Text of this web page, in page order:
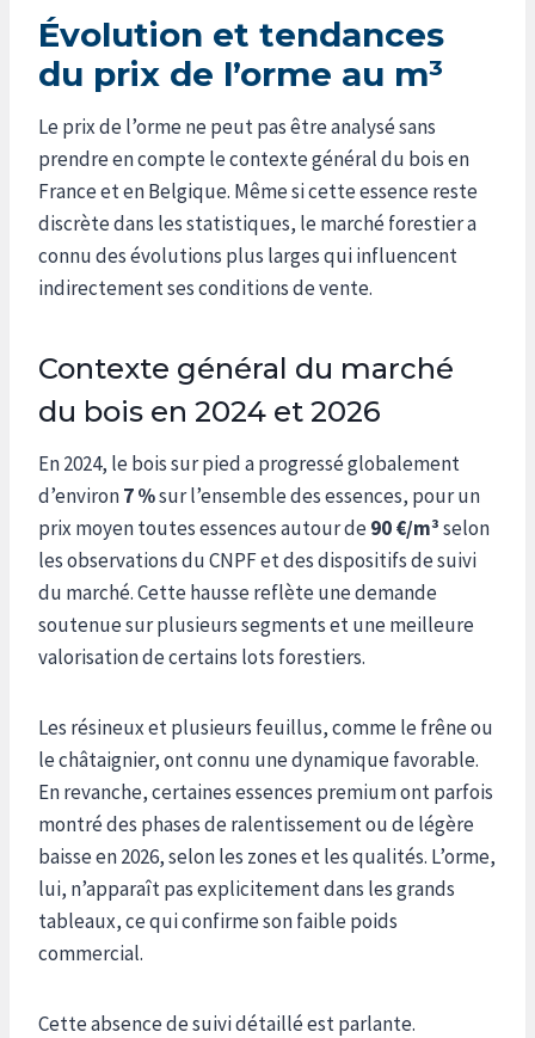
Évolution et tendances
du prix de l’orme au m³
Le prix de l’orme ne peut pas être analysé sans
prendre en compte le contexte général du bois en
France et en Belgique. Même si cette essence reste
discrète dans les statistiques, le marché forestier a
connu des évolutions plus larges qui influencent
indirectement ses conditions de vente.
Contexte général du marché
du bois en 2024 et 2026
En 2024, le bois sur pied a progressé globalement
d’environ7 %sur l’ensemble des essences, pour un
prix moyen toutes essences autour de90 €/m³selon
les observations du CNPF et des dispositifs de suivi
du marché. Cette hausse reflète une demande
soutenue sur plusieurs segments et une meilleure
valorisation de certains lots forestiers.
Les résineux et plusieurs feuillus, comme le frêne ou
le châtaignier, ont connu une dynamique favorable.
En revanche, certaines essences premium ont parfois
montré des phases de ralentissement ou de légère
baisse en 2026, selon les zones et les qualités. L’orme,
lui, n’apparaît pas explicitement dans les grands
tableaux, ce qui confirme son faible poids
commercial.
Cette absence de suivi détaillé est parlante.